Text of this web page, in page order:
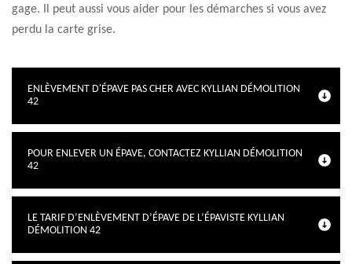
gage. Il peut aussi vous aider pour les démarches si vous avez
perdu la carte grise.
ENLÈVEMENT D'ÉPAVE PAS CHER AVEC KYLLIAN DÉMOLITION
42
POUR ENLEVER UN ÉPAVE, CONTACTEZ KYLLIAN DÉMOLITION
42
LE TARIF D’ENLÈVEMENT D’ÉPAVE DE L’ÉPAVISTE KYLLIAN
DÉMOLITION 42